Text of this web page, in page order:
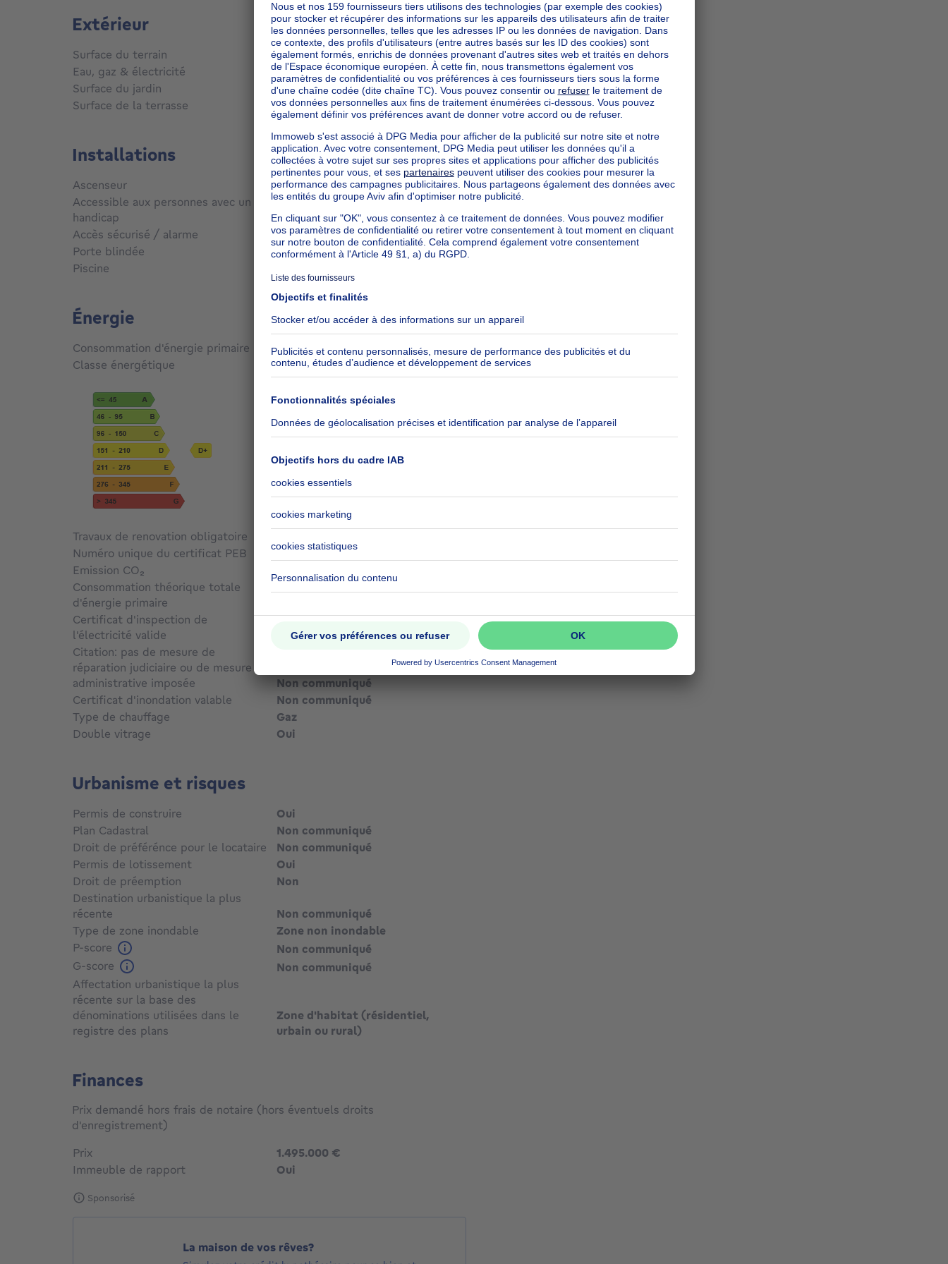
Extérieur
Surface du terrain 740m² mètres carrés
Eau, gaz & électricité
Non
Surface du jardin
20m² mètres carrés
Surface de la terrasse
50m² mètres carrés
Installations
Ascenseur
Non
Accessible aux personnes avec un
handicap
Non
Accès sécurisé / alarme
Oui
Porte blindée
Oui
Piscine
Énergie
Consommation d'énergie primaire 162kWh/m² kilowattheure par mètres carrés
Classe énergétique
D
Travaux de renovation obligatoire
Numéro unique du certificat PEB
Non communiqué
Emission CO₂
Consommation théorique totale
d'énergie primaire
Certificat d'inspection de
l'électricité valide
Oui
Citation: pas de mesure de
réparation judiciaire ou de mesure
administrative imposée
Non communiqué
Certificat d'inondation valable
Non communiqué
Type de chauffage
Gaz
Double vitrage
Oui
Urbanisme et risques
Permis de construire
Oui
Plan Cadastral
Non communiqué
Droit de préférénce pour le locataire
Non communiqué
Permis de lotissement
Oui
Droit de préemption
Non
Destination urbanistique la plus
récente
Non communiqué
Type de zone inondable
Zone non inondable
P-score
Non communiqué
G-score
Non communiqué
Affectation urbanistique la plus
récente sur la base des
dénominations utilisées dans le
registre des plans
Zone d'habitat (résidentiel,
urbain ou rural)
Finances
Prix demandé hors frais de notaire (hors éventuels droits
d'enregistrement)
Prix
1.495.000 €
Immeuble de rapport
Oui
Sponsorisé
La maison de vos rêves?